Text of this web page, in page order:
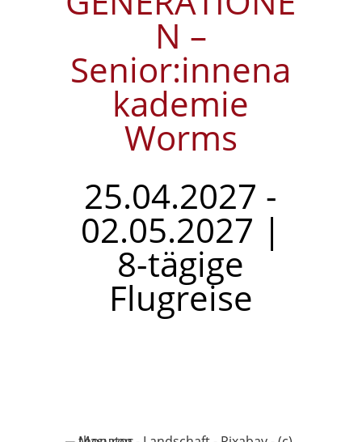
N –
Senior:innena
kademie
Worms
25.04.2027 -
02.05.2027 |
8-tägige
Flugreise